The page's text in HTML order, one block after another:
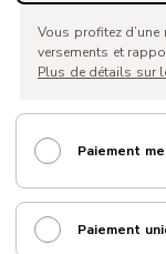
Vous profitez
versements et
Plus de détails sur
Paiement
Paiement